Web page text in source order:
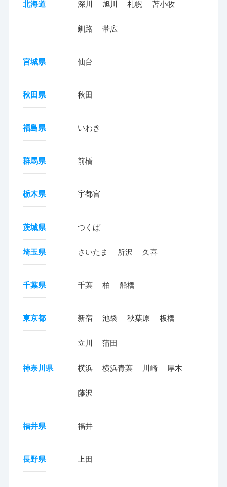
北海道 深川 旭川 札幌 苫小牧
釧路 帯広
宮城県 仙台
秋田県 秋田
福島県 いわき
群馬県 前橋
栃木県 宇都宮
茨城県 つくば
埼玉県 さいたま 所沢 久喜
千葉県 千葉 柏 船橋
東京都 新宿 池袋 秋葉原 板橋
立川 蒲田
神奈川県 横浜 横浜青葉 川崎 厚木
藤沢
福井県 福井
長野県 上田